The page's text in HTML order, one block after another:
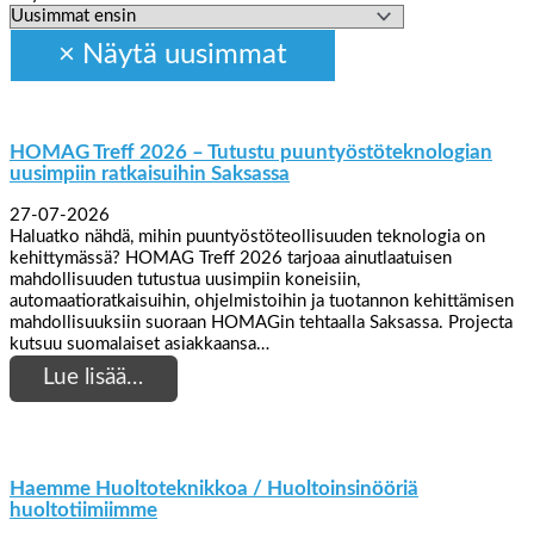
HOMAG Treff 2026 – Tutustu puuntyöstöteknologian
uusimpiin ratkaisuihin Saksassa
27-07-2026
Haluatko nähdä, mihin puuntyöstöteollisuuden teknologia on
kehittymässä? HOMAG Treff 2026 tarjoaa ainutlaatuisen
mahdollisuuden tutustua uusimpiin koneisiin,
automaatioratkaisuihin, ohjelmistoihin ja tuotannon kehittämisen
mahdollisuuksiin suoraan HOMAGin tehtaalla Saksassa. Projecta
kutsuu suomalaiset asiakkaansa…
Lue lisää…
Haemme Huoltoteknikkoa / Huoltoinsinööriä
huoltotiimiimme